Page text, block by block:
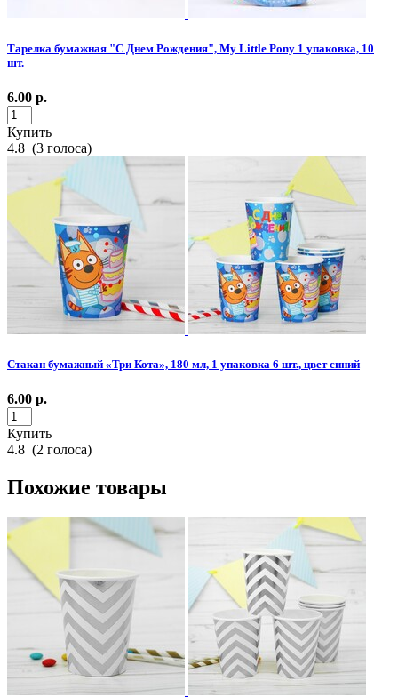
Тарелка бумажная "С Днем Рождения", My Little Pony 1 упаковка, 10
шт.
6.00 р.
Купить
4.8 (3 голоса)
Стакан бумажный «Три Кота», 180 мл, 1 упаковка 6 шт., цвет синий
6.00 р.
Купить
4.8 (2 голоса)
Похожие товары